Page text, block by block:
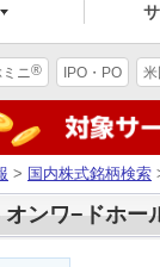
ニ® IPO・PO
> 国内株式銘柄検索
ンワ−ドホー